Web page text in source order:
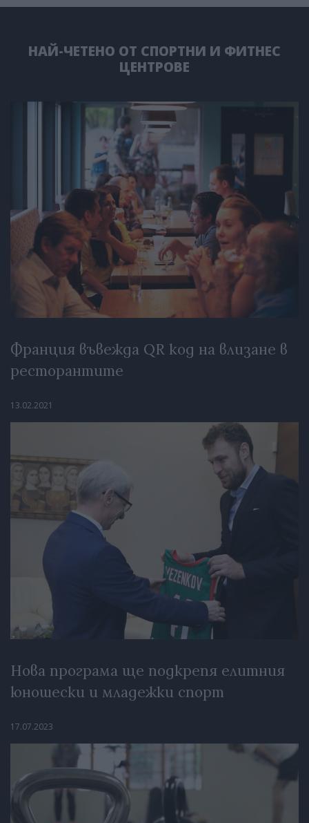
НАЙ-ЧЕТЕНО ОТ СПОРТНИ И ФИТНЕС
ЦЕНТРОВЕ
Франция въвежда QR код на влизане в
ресторантите
13.02.2021
Нова програма ще подкрепя елитния
юношески и младежки спорт
17.07.2023